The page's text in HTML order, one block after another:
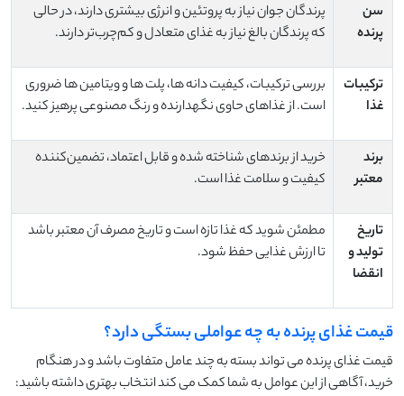
سن
پرنده
پرندگان جوان نیاز به پروتئین و انرژی بیشتری دارند، در حالی
که پرندگان بالغ نیاز به غذای متعادل و کم‌چرب‌تر دارند.
ترکیبات
غذا
بررسی ترکیبات، کیفیت دانه‌ ها، پلت ‌ها و ویتامین ‌ها ضروری
است. از غذاهای حاوی نگهدارنده و رنگ مصنوعی پرهیز کنید.
برند
معتبر
خرید از برندهای شناخته‌ شده و قابل اعتماد، تضمین‌کننده
کیفیت و سلامت غذا است.
تاریخ
تولید و
انقضا
مطمئن شوید که غذا تازه است و تاریخ مصرف آن معتبر باشد
تا ارزش غذایی حفظ شود.
قیمت غذای پرنده به چه عواملی بستگی دارد؟
قیمت غذای پرنده می ‌تواند بسته به چند عامل متفاوت باشد و در هنگام
خرید، آگاهی از این عوامل به شما کمک می ‌کند انتخاب بهتری داشته باشید: